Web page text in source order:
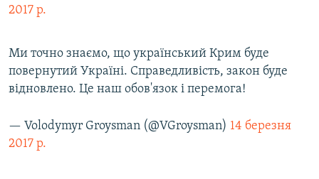
2017 р.
Ми точно знаємо, що український Крим буде
повернутий Україні. Справедливість, закон буде
відновлено. Це наш обов'язок і перемога!
— Volodymyr Groysman (@VGroysman) 14 березня
2017 р.